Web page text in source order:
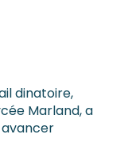
dinatoire,
Marland, a